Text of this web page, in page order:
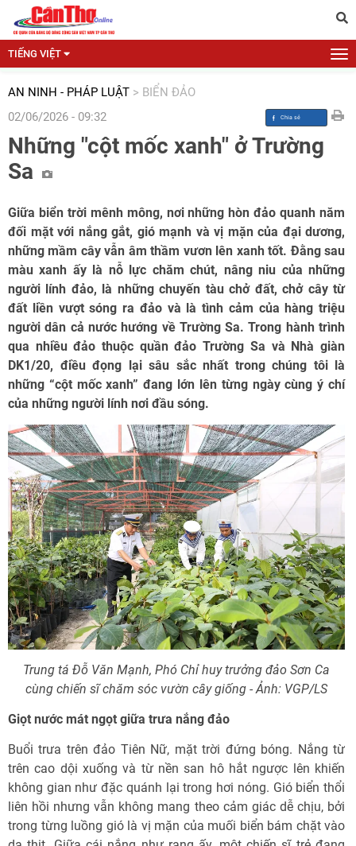
TIẾNG VIỆT
AN NINH - PHÁP LUẬT > BIỂN ĐẢO
02/06/2026 - 09:32
Những "cột mốc xanh" ở Trường
Sa
Giữa biển trời mênh mông, nơi những hòn đảo quanh năm
đối mặt với nắng gắt, gió mạnh và vị mặn của đại dương,
những mầm cây vẫn âm thầm vươn lên xanh tốt. Đằng sau
màu xanh ấy là nỗ lực chăm chút, nâng niu của những
người lính đảo, là những chuyến tàu chở đất, chở cây từ
đất liền vượt sóng ra đảo và là tình cảm của hàng triệu
người dân cả nước hướng về Trường Sa. Trong hành trình
qua nhiều đảo thuộc quần đảo Trường Sa và Nhà giàn
DK1/20, điều đọng lại sâu sắc nhất trong chúng tôi là
những “cột mốc xanh” đang lớn lên từng ngày cùng ý chí
của những người lính nơi đầu sóng.
Trung tá Đỗ Văn Mạnh, Phó Chỉ huy trưởng đảo Sơn Ca
cùng chiến sĩ chăm sóc vườn cây giống - Ảnh: VGP/LS
Giọt nước mát ngọt giữa trưa nắng đảo
Buổi trưa trên đảo Tiên Nữ, mặt trời đứng bóng. Nắng từ
trên cao dội xuống và từ nền san hô hắt ngược lên khiến
không gian như đặc quánh lại trong hơi nóng. Gió biển thổi
liên hồi nhưng vẫn không mang theo cảm giác dễ chịu, bởi
trong từng luồng gió là vị mặn của muối biển bám chặt vào